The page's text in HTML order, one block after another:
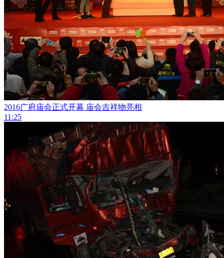
2016广府庙会正式开幕 庙会吉祥物亮相
11:25